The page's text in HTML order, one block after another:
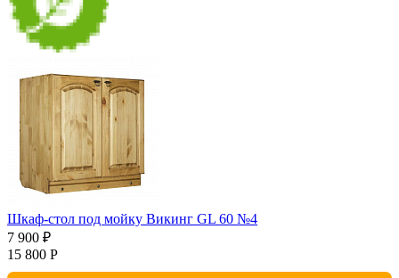
Шкаф-стол под мойку Викинг GL 60 №4
7 900 ₽
15 800 Р